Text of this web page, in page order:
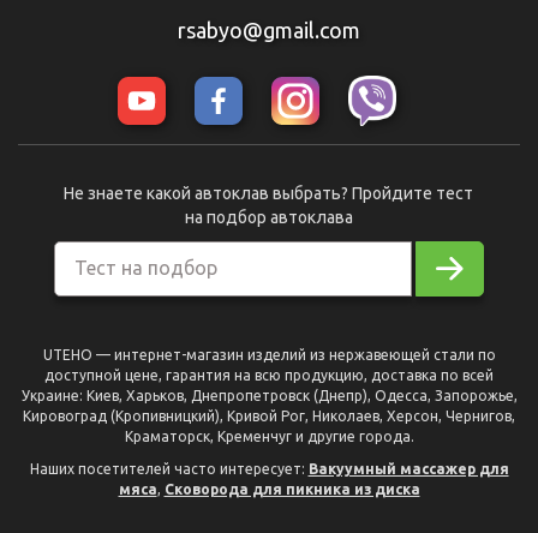
rsabyo@gmail.com
Тест на подбор
Не знаете какой автоклав выбрать? Пройдите тест
на подбор автоклава
UTEHO — интернет-магазин изделий из нержавеющей стали по
доступной цене, гарантия на всю продукцию, доставка по всей
Украине: Киев, Харьков, Днепропетровск (Днепр), Одесса, Запорожье,
Кировоград (Кропивницкий), Кривой Рог, Николаев, Херсон, Чернигов,
Краматорск, Кременчуг и другие города.
Наших посетителей часто интересует: Вакуумный массажер для
мяса, Сковорода для пикника из диска